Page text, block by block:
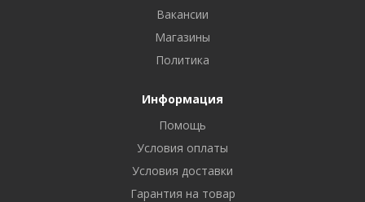
Вакансии
Магазины
Политика
Информация
Помощь
Условия оплаты
Условия доставки
Гарантия на товар